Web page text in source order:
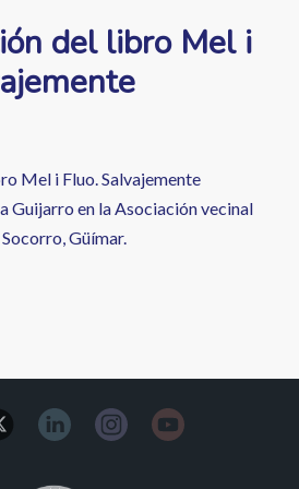
del libro Mel i
Mel i Fluo. Salvajemente
Guijarro en la Asociación vecinal
Güímar.